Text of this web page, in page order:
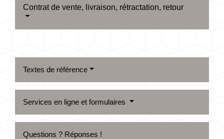
Contrat de vente, livraison, rétractation, retour
Textes de référence
Services en ligne et formulaires
Questions ? Réponses !